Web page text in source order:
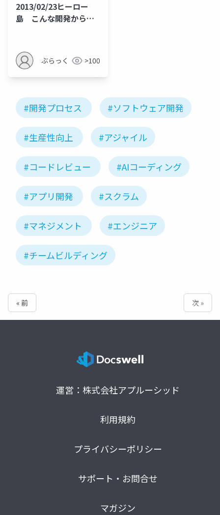
2013/02/23ヒーロー
島 こんな開発からあ
ぶらっく >100
#開発プロセス #ソフトウェア開発
#生産性向上 #アジャイル
#コードレビュー #AIコーディング
#アプリ開発 #スクラム
#マネジメント #エンジニア
#チームビルディング
« 前 次 »
運営：株式会社アプルーシッド
利用規約
プライバシーポリシー
サポート・お問合せ
マガジン